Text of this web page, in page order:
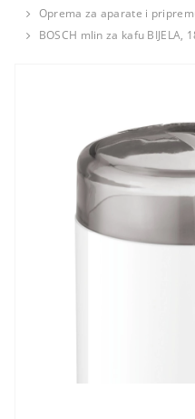
Oprema za aparate i
BOSCH mlin za kafu BIJELA,